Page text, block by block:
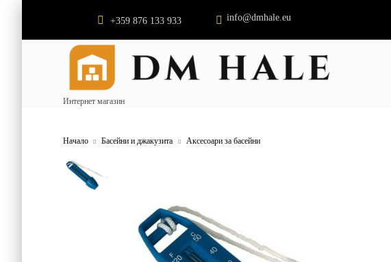
+359 876 133 933 info@dmhale.eu
Интернет магазин
Начало Басейни и джакузита Аксесоари за басейни